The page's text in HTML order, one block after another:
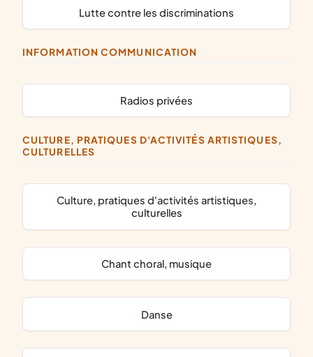
lutte contre les discriminations
INFORMATION COMMUNICATION
radios privées
CULTURE, PRATIQUES D'ACTIVITÉS ARTISTIQUES,
CULTURELLES
culture, pratiques d'activités artistiques,
culturelles
chant choral, musique
danse